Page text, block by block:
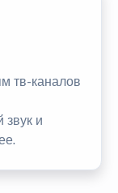
тв-каналов
звук и